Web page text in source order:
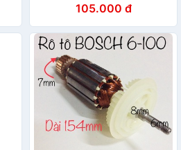
di chuyển đồ đạc thông
minh
105.000 đ